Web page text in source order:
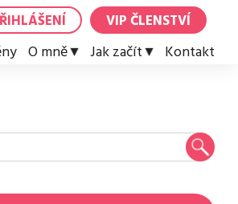
VIP ČLENSTVÍ
O mně Jak začít Kontakt